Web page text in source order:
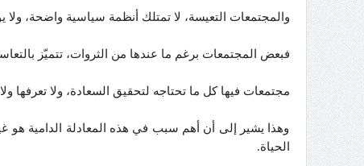
والمجتمعات التعيسة، لا تمتلك أنظمة سياسية واضحة،
فبعض المجتمعات برغم ما عندها من الثروات، تتميّز
مجتمعات فيها كل ما تحتاجه لتحقيق السعادة، ولا تعرفها
وهذا يشير إلى أن أهم سبب في هذه المعادلة الدامية هو
الحياة.